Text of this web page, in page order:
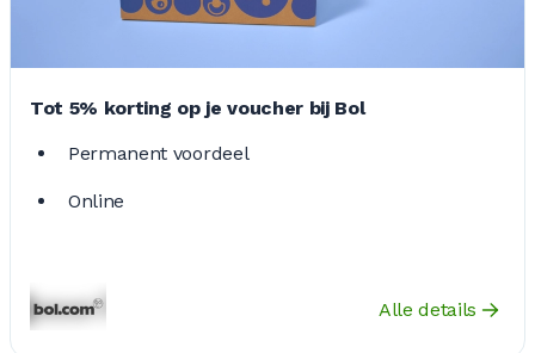
Tot 5% korting op je voucher bij Bol
Permanent voordeel
Online
Alle details